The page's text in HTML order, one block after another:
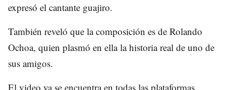
expresó el cantante guajiro.
También reveló que la composición es de Rolando
Ochoa, quien plasmó en ella la historia real de uno de
sus amigos.
El video ya se encuentra en todas las plataformas